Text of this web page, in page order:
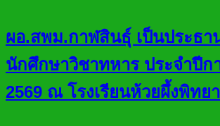
ผอ.สพม.กาฬสินธุ์ เป็นประธา
นักศึกษาวิชาทหาร ประจำปีก
2569 ณ โรงเรียนห้วยผึ้งพิทยา